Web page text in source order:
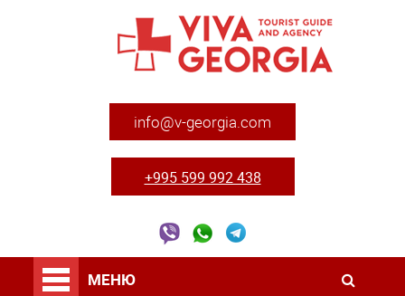
info@v-georgia.com
+995 599 992 438
МЕНЮ